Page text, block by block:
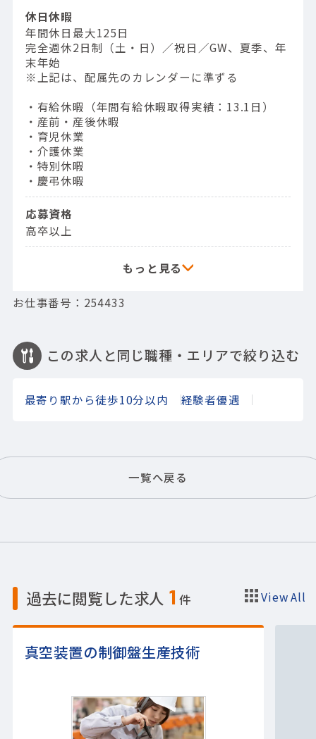
休日休暇
年間休日最大125日
完全週休2日制（土・日）／祝日／GW、夏季、年
末年始
※上記は、配属先のカレンダーに準ずる
・有給休暇（年間有給休暇取得実績：13.1日）
・産前・産後休暇
・育児休業
・介護休業
・特別休暇
・慶弔休暇
応募資格
高卒以上
お仕事番号：254433
この求人と同じ職種・エリアで絞り込む
最寄り駅から徒歩10分以内 経験者優遇
一覧へ戻る
過去に閲覧した求人 1 件 View All
真空装置の制御盤生産技術